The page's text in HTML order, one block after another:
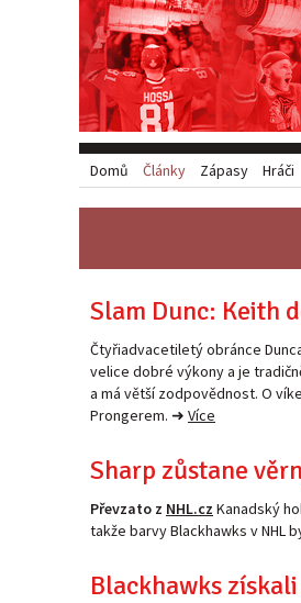
Slam Dunc: Keith
Čtyřiadvacetiletý obránce
velice dobré výkony a je
a má větší zodpovědnost. O
Prongerem. ➜ Více
Sharp zůstane
Převzato z NHL.cz Kanadský
takže barvy Blackhawks v NHL
Blackhawks
Domů Články Zápasy Hráči